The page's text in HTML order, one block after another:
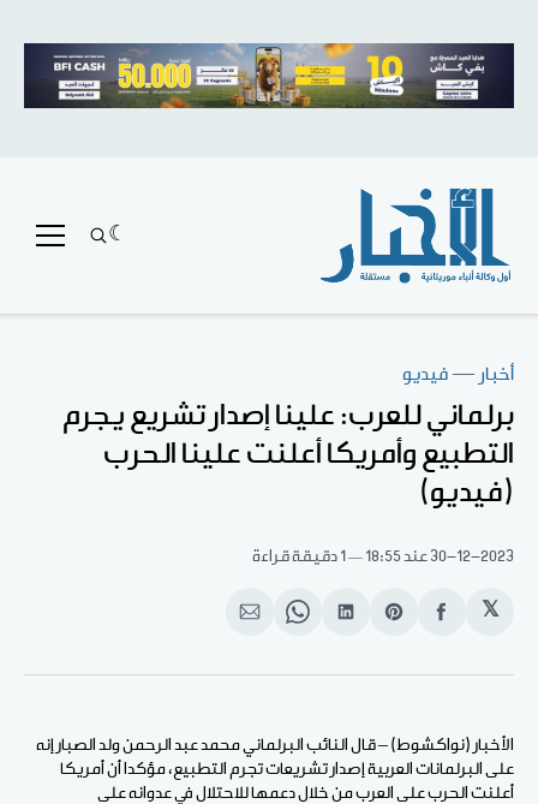
أخبار —فيديو
برلماني للعرب: علينا إصدار تشريع يجرم
التطبيع وأمريكا أعلنت علينا الحرب
(فيديو)
30-12-2023 عند 18:55 1 دقيقة قراءة
𝕏
انشر
الفيسبوك
Share
Pinterest
انشر
لينكد
Share
WhatsApp
انشر
الإيميل
الأخبار (نواكشوط) – قال النائب البرلماني محمد عبد الرحمن ولد الصبار إنه
على البرلمانات العربية إصدار تشريعات تجرم التطبيع، مؤكدا أن أمريكا
أعلنت الحرب على العرب من خلال دعمها للاحتلال في عدوانه على